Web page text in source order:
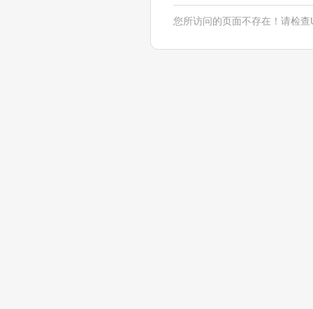
您所访问的页面不存在！请检